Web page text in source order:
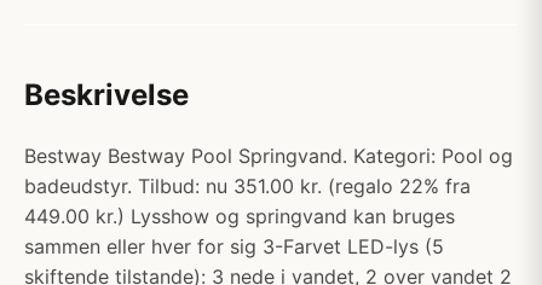
Beskrivelse
Bestway Bestway Pool Springvand. Kategori: Pool og
badeudstyr. Tilbud: nu 351.00 kr. (regalo 22% fra
449.00 kr.) Lysshow og springvand kan bruges
sammen eller hver for sig 3-Farvet LED-lys (5
skiftende tilstande): 3 nede i vandet, 2 over vandet 2